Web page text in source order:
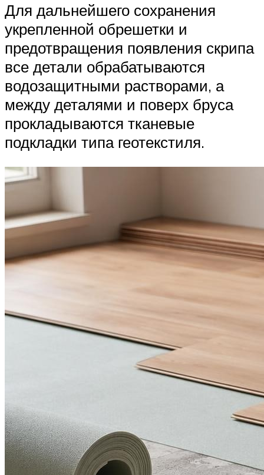
Для дальнейшего сохранения
укрепленной обрешетки и
предотвращения появления скрипа
все детали обрабатываются
водозащитными растворами, а
между деталями и поверх бруса
прокладываются тканевые
подкладки типа геотекстиля.